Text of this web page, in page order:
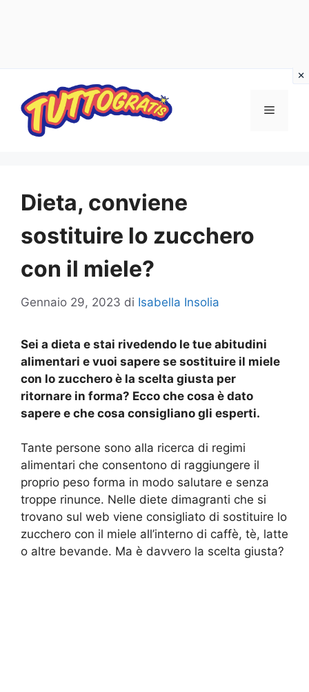
contenuto
Menu
Dieta, conviene
sostituire lo zucchero
con il miele?
Gennaio 29, 2023 di Isabella Insolia
Sei a dieta e stai rivedendo le tue abitudini
alimentari e vuoi sapere se sostituire il miele
con lo zucchero è la scelta giusta per
ritornare in forma? Ecco che cosa è dato
sapere e che cosa consigliano gli esperti.
Tante persone sono alla ricerca di regimi
alimentari che consentono di raggiungere il
proprio peso forma in modo salutare e senza
troppe rinunce. Nelle diete dimagranti che si
trovano sul web viene consigliato di sostituire lo
zucchero con il miele all’interno di caffè, tè, latte
o altre bevande. Ma è davvero la scelta giusta?